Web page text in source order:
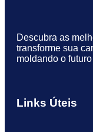
Descubra as
transforme sua
moldando o
Links Úteis